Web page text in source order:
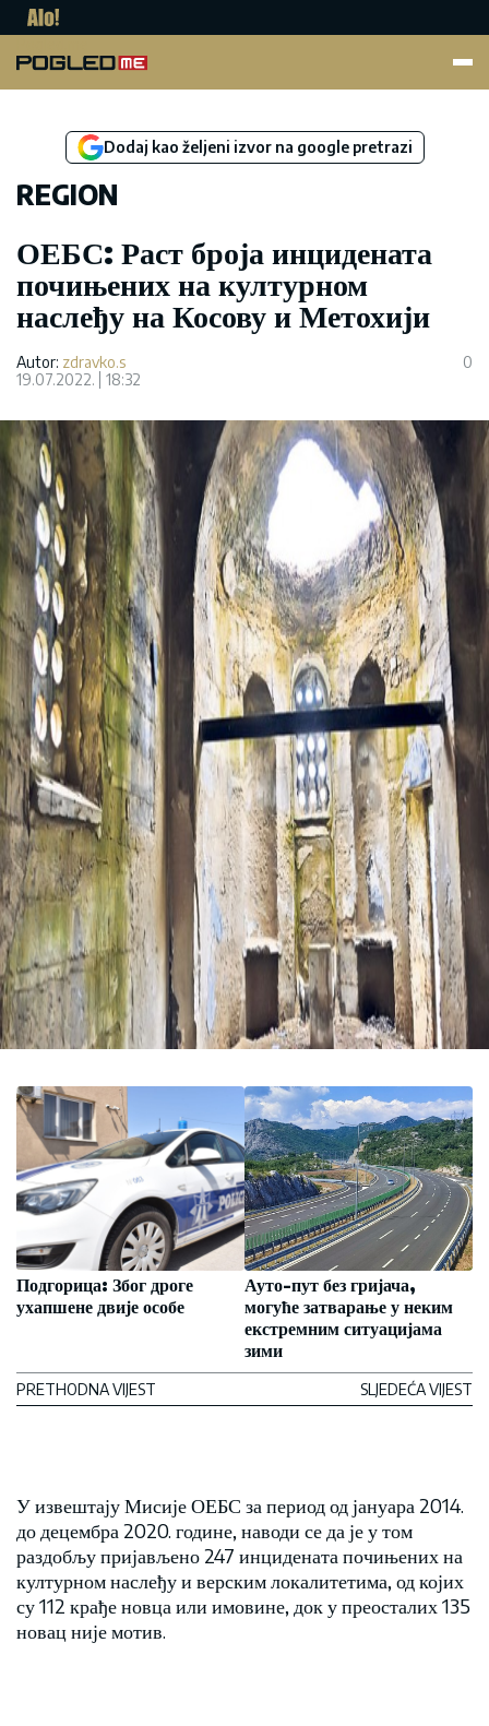
Dodaj kao željeni izvor na google pretrazi
REGION
ОЕБС: Раст броја инцидената
почињених на културном
наслеђу на Косову и Метохији
Autor: zdravko.s
19.07.2022.
18:32
0
Подгорица: Због дроге
ухапшене двије особе
PRETHODNA VIJEST
Ауто-пут без гријача,
могуће затварање у неким
екстремним ситуацијама
зими
SLJEDEĆA VIJEST
У извештају Мисије ОЕБС за период од јануара 2014.
до децембра 2020. године, наводи се да је у том
раздобљу пријављено 247 инцидената почињених на
културном наслеђу и верским локалитетима, од којих
су 112 крађе новца или имовине, док у преосталих 135
новац није мотив.